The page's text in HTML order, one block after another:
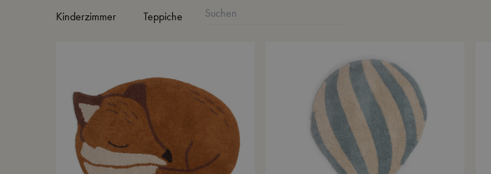
Kinderzimmer Teppiche